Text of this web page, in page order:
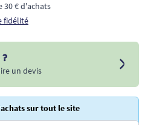
30 € d'achats
fidélité
un devis
sur tout le site